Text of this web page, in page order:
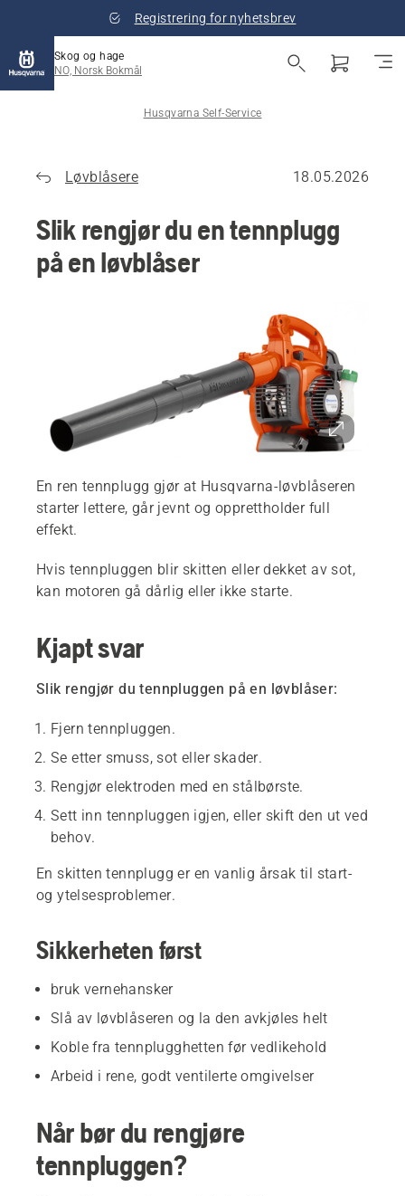
Registrering for nyhetsbrev
Skog og hage
NO, Norsk Bokmål
Husqvarna Self-Service
Løvblåsere 18.05.2026
Slik rengjør du en tennplugg
på en løvblåser
En ren tennplugg gjør at Husqvarna-løvblåseren
starter lettere, går jevnt og opprettholder full
effekt.
Hvis tennpluggen blir skitten eller dekket av sot,
kan motoren gå dårlig eller ikke starte.
Kjapt svar
Slik rengjør du tennpluggen på en løvblåser:
Fjern tennpluggen.
Se etter smuss, sot eller skader.
Rengjør elektroden med en stålbørste.
Sett inn tennpluggen igjen, eller skift den ut ved
behov.
En skitten tennplugg er en vanlig årsak til start-
og ytelsesproblemer.
Sikkerheten først
bruk vernehansker
Slå av løvblåseren og la den avkjøles helt
Koble fra tennplugghetten før vedlikehold
Arbeid i rene, godt ventilerte omgivelser
Når bør du rengjøre
tennpluggen?